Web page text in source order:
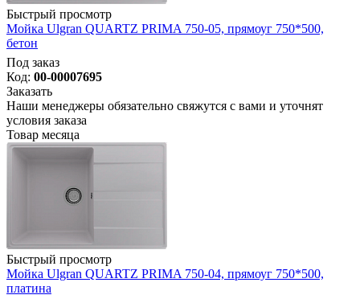
Быстрый просмотр
Мойка Ulgran QUARTZ PRIMA 750-05, прямоуг 750*500,
бетон
Под заказ
Код: 00-00007695
Заказать
Наши менеджеры обязательно свяжутся с вами и уточнят
условия заказа
Товар месяца
Быстрый просмотр
Мойка Ulgran QUARTZ PRIMA 750-04, прямоуг 750*500,
платина